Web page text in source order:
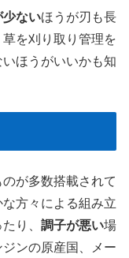
少ないほうが刃も長
を刈り取り管理を
ほうがいいかも知
のが多数搭載されて
方々による組み立
り、 調子が悪い場
ンの原産国、メー